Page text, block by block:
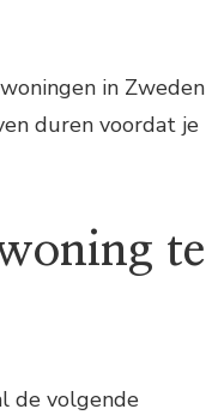
in Zweden
duren voordat je
te
de volgende